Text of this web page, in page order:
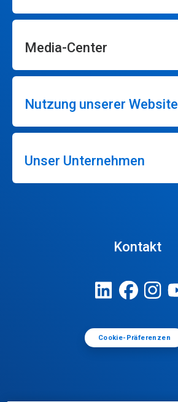
Media-Center
Nutzung unserer Website
Unser Unternehmen
Kontakt
Cookie-Präferenzen